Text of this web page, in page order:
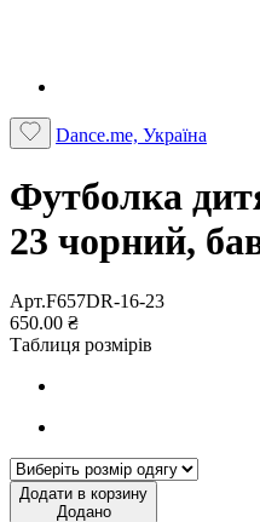
Dance.me, Україна
Футболка
23 чорний,
Арт.F657DR-16-23
650.00 ₴
Таблиця розмірів
Додати в корзину
Додано